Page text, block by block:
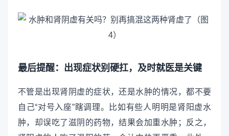
最后提醒：出现症状别硬扛，及时就医是关键
不管是出现肾阴虚的症状，还是水肿的情况，都不要
自己“对号入座”瞎调理。比如有些人明明是肾阳虚水
肿，却误吃了滋阴的药物，结果会加重水肿；反之，